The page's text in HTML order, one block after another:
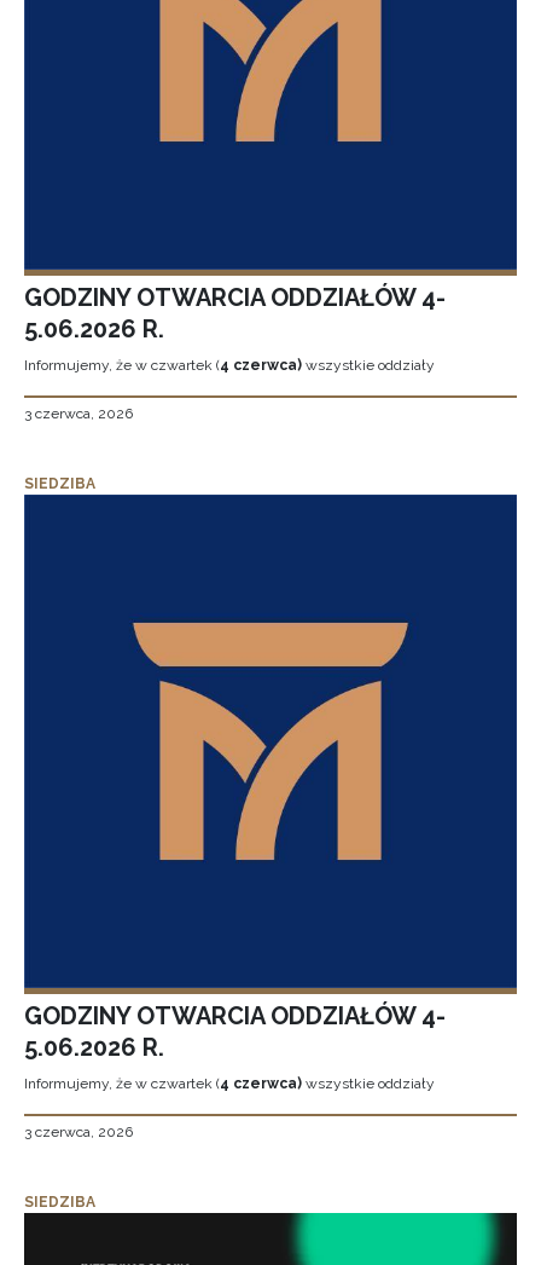
GODZINY OTWARCIA ODDZIAŁÓW 4-
5.06.2026 R.
Informujemy, że w czwartek (4 czerwca) wszystkie oddziały
3 czerwca, 2026
SIEDZIBA
GODZINY OTWARCIA ODDZIAŁÓW 4-
5.06.2026 R.
Informujemy, że w czwartek (4 czerwca) wszystkie oddziały
3 czerwca, 2026
SIEDZIBA